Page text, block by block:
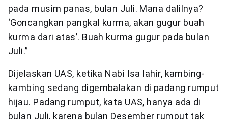
pada musim panas, bulan Juli. Mana dalilnya?
‘Goncangkan pangkal kurma, akan gugur buah
kurma dari atas’. Buah kurma gugur pada bulan
Juli.”
Dijelaskan UAS, ketika Nabi Isa lahir, kambing-
kambing sedang digembalakan di padang rumput
hijau. Padang rumput, kata UAS, hanya ada di
bulan Juli, karena bulan Desember rumput tak